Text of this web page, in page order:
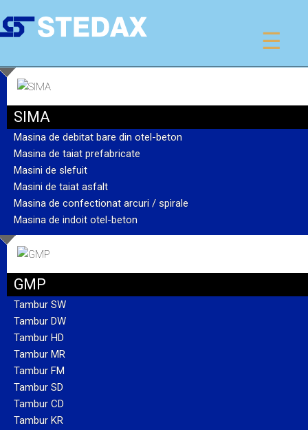
☰
SIMA
Masina de debitat bare din otel-beton
Masina de taiat prefabricate
Masini de slefuit
Masini de taiat asfalt
Masina de confectionat arcuri / spirale
Masina de indoit otel-beton
GMP
Tambur SW
Tambur DW
Tambur HD
Tambur MR
Tambur FM
Tambur SD
Tambur CD
Tambur KR